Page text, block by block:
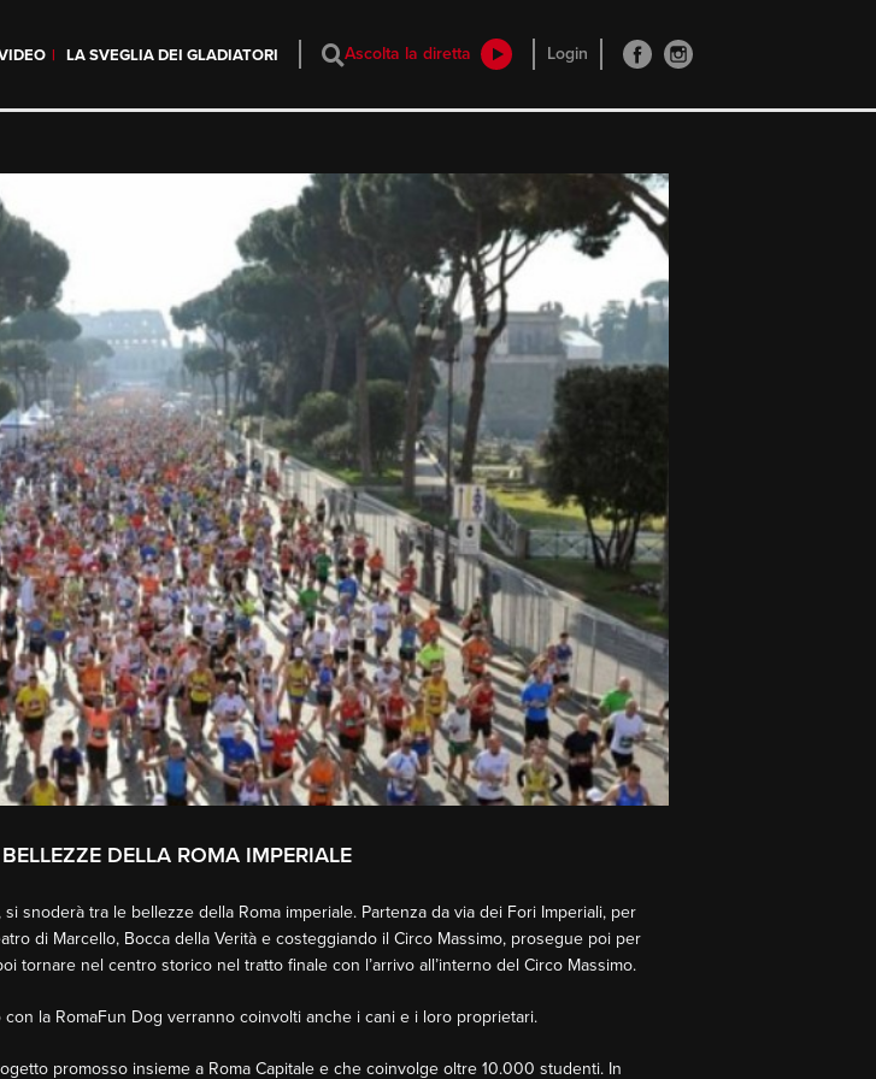
LA SVEGLIA DEI GLADIATORI Ascolta la diretta Login
DELLA ROMA IMPERIALE
snoderà tra le bellezze della Roma imperiale. Partenza da via dei Fori Imperiali, per
di Marcello, Bocca della Verità e costeggiando il Circo Massimo, prosegue poi per
tornare nel centro storico nel tratto finale con l’arrivo all’interno del Circo Massimo.
la RomaFun Dog verranno coinvolti anche i cani e i loro proprietari.
promosso insieme a Roma Capitale e che coinvolge oltre 10.000 studenti. In